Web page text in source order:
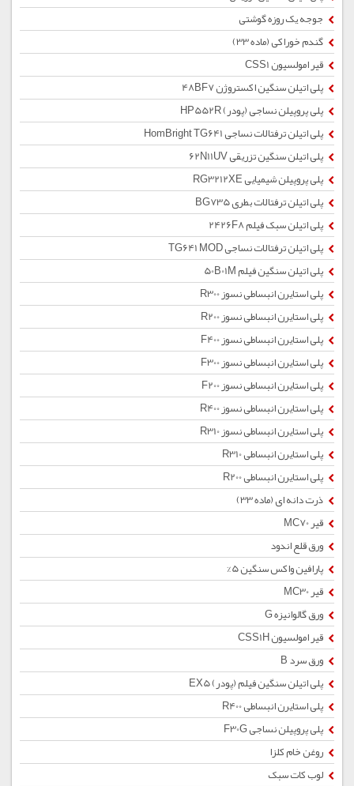
جوجه یک روزه گوشتی
گندم خوراکی (ماده 33)
قیر امولسیون CSS1
پلی اتیلن سنگین اکستروژن 48BF7
پلی پروپیلن نساجی (پودر) HP552R
پلی اتیلن ترفتالات نساجی HomBright TG641
پلی اتیلن سنگین تزریقی 62N11UV
پلی پروپیلن شیمیایی RG3212XE
پلی اتیلن ترفتالات بطری BG735
پلی اتیلن سبک فیلم 2426F8
پلی اتیلن ترفتالات نساجی TG641 MOD
پلی اتیلن سنگین فیلم 50B01M
پلی استایرن انبساطی نسوز R300
پلی استایرن انبساطی نسوز R200
پلی استایرن انبساطی نسوز F400
پلی استایرن انبساطی نسوز F300
پلی استایرن انبساطی نسوز F200
پلی استایرن انبساطی نسوز R400
پلی استایرن انبساطی نسوز R310
پلی استایرن انبساطی R310
پلی استایرن انبساطی R200
ذرت دانه ای (ماده 33)
قیر MC70
ورق قلع اندود
پارافین واکس سنگین 5%
قیر MC30
ورق گالوانیزه G
قیر امولسیون CSS1H
ورق سرد B
پلی اتیلن سنگین فیلم (پودر) EX5
پلی استایرن انبساطی R400
پلی پروپیلن نساجی F30G
روغن خام کلزا
لوب کات سبک